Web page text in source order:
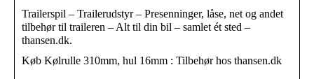
Trailerspil – Trailerudstyr – Presenninger, låse, net og andet
tilbehør til traileren – Alt til din bil – samlet ét sted –
thansen.dk.
Køb Kølrulle 310mm, hul 16mm : Tilbehør hos thansen.dk